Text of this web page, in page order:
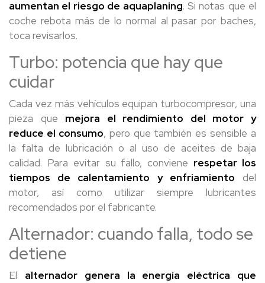
aumentan el riesgo de aquaplaning. Si notas que el
coche rebota más de lo normal al pasar por baches,
toca revisarlos.
Turbo: potencia que hay que
cuidar
Cada vez más vehículos equipan turbocompresor, una
pieza que mejora el rendimiento del motor y
reduce el consumo, pero que también es sensible a
la falta de lubricación o al uso de aceites de baja
calidad. Para evitar su fallo, conviene respetar los
tiempos de calentamiento y enfriamiento del
motor, así como utilizar siempre lubricantes
recomendados por el fabricante.
Alternador: cuando falla, todo se
detiene
El alternador genera la energía eléctrica que